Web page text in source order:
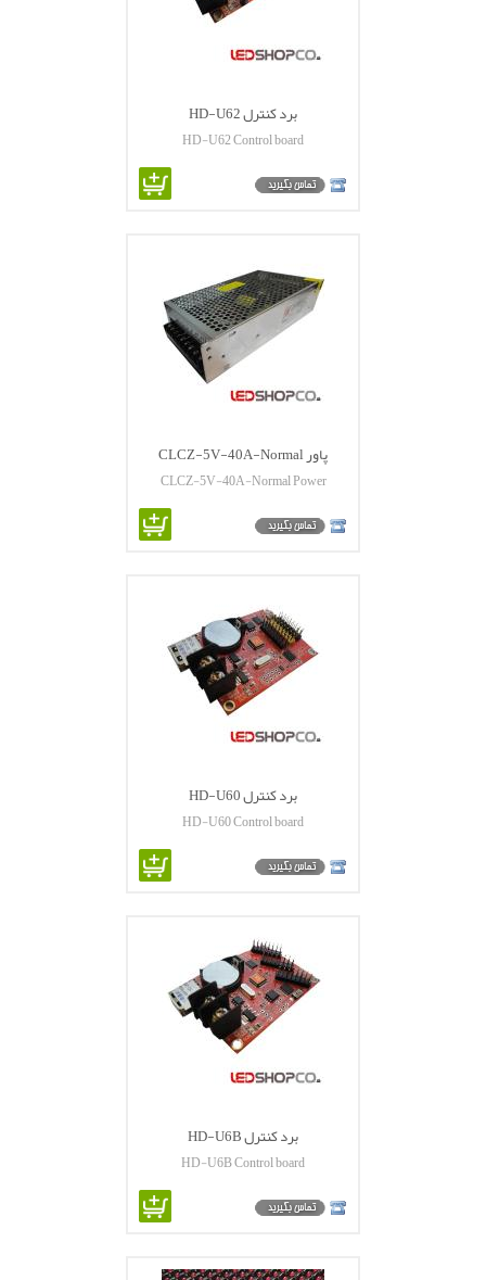
برد کنترل HD-U62
HD-U62 Control board
پاور CLCZ-5V-40A-Normal
CLCZ-5V-40A-Normal Power
برد کنترل HD-U60
HD-U60 Control board
برد کنترل HD-U6B
HD-U6B Control board